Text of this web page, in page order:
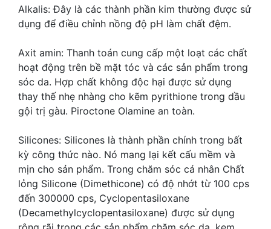
Alkalis: Đây là các thành phần kim thường được sử
dụng để điều chỉnh nồng độ pH làm chất đệm.
Axit amin: Thanh toán cung cấp một loạt các chất
hoạt động trên bề mặt tóc và các sản phẩm trong
sóc da. Hợp chất không độc hại được sử dụng
thay thế nhẹ nhàng cho kẽm pyrithione trong dầu
gội trị gàu. Piroctone Olamine an toàn.
Silicones: Silicones là thành phần chính trong bất
kỳ công thức nào. Nó mang lại kết cấu mềm và
mịn cho sản phẩm. Trong chăm sóc cá nhân Chất
lỏng Silicone (Dimethicone) có độ nhớt từ 100 cps
đến 300000 cps, Cyclopentasiloxane
(Decamethylcyclopentasiloxane) được sử dụng